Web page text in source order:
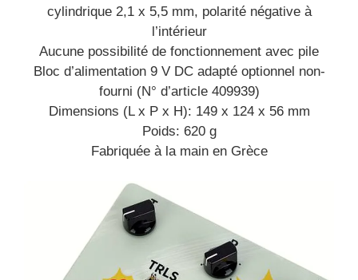
cylindrique 2,1 x 5,5 mm, polarité négative à
l’intérieur
Aucune possibilité de fonctionnement avec pile
Bloc d’alimentation 9 V DC adapté optionnel non-
fourni (N° d’article 409939)
Dimensions (L x P x H): 149 x 124 x 56 mm
Poids: 620 g
Fabriquée à la main en Grèce